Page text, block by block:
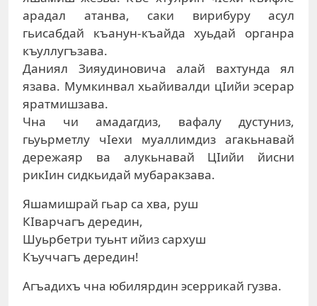
арадал атанва, саки вирибуру асул
гьисабдай къанун-къайда хуьдай органра
къуллугъзава.
Даниял Зияудиновича алай вахтунда ял
язава. Мумкинвал хьайивалди цIийи эсерар
яратмишзава.
Чна чи амадагдиз, вафалу дустуниз,
гьуьрметлу чIехи муаллимдиз агакьнавай
дережаяр ва алукьнавай ЦIийи йисни
рикIин сидкьидай мубаракзава.
Яшамишрай гьар са хва, руш
КIварчагъ дередин,
Шуьрбетри туьнт ийиз сархуш
Къуччагъ дередин!
Агъадихъ чна юбилярдин эсеррикай гузва.